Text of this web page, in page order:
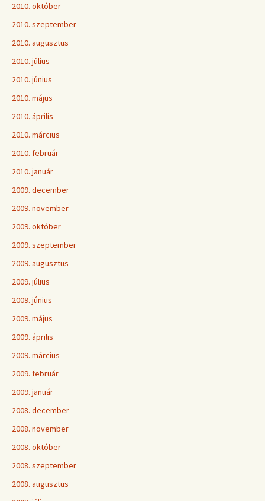
2010. október
2010. szeptember
2010. augusztus
2010. július
2010. június
2010. május
2010. április
2010. március
2010. február
2010. január
2009. december
2009. november
2009. október
2009. szeptember
2009. augusztus
2009. július
2009. június
2009. május
2009. április
2009. március
2009. február
2009. január
2008. december
2008. november
2008. október
2008. szeptember
2008. augusztus